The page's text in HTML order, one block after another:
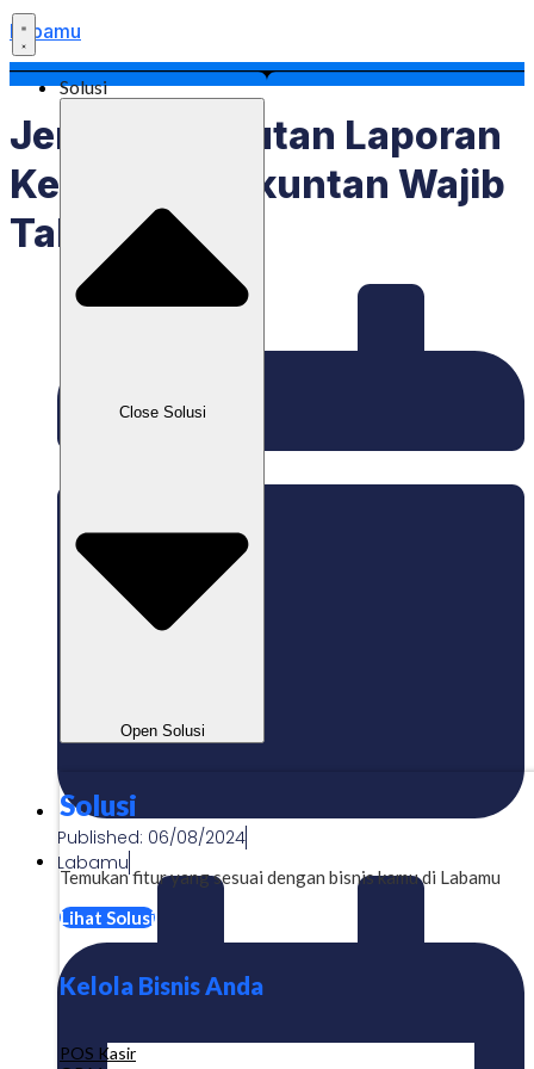
Labamu
Solusi
Close Solusi
Open Solusi
Solusi
Temukan fitur yang sesuai dengan bisnis kamu di Labamu
Lihat Solusi
Kelola Bisnis Anda
POS Kasir
Jenis Dan Urutan Laporan
Keuangan, Akuntan Wajib
Tahu!
Published: 06/08/2024
Labamu